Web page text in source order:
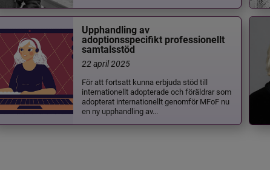
Upphandling av
adoptionsspecifikt professionellt
samtalsstöd
22 april 2025
För att fortsatt kunna erbjuda stöd till
internationellt adopterade och föräldrar som
adopterat internationellt genomför MFoF nu
en ny upphandling av...